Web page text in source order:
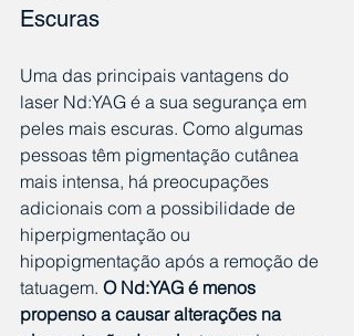
Escuras
Uma das principais vantagens do
laser Nd:YAG é a sua segurança em
peles mais escuras. Como algumas
pessoas têm pigmentação cutânea
mais intensa, há preocupações
adicionais com a possibilidade de
hiperpigmentação ou
hipopigmentação após a remoção de
tatuagem. O Nd:YAG é menos
propenso a causar alterações na